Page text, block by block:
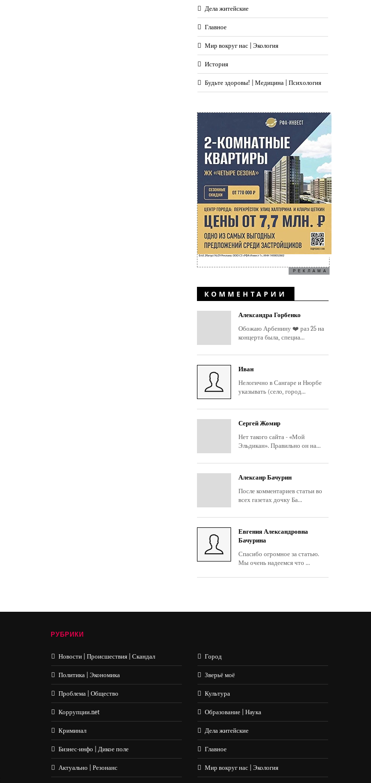
Дела житейские
Главное
Мир вокруг нас | Экология
История
Будьте здоровы! | Медицина | Психология
РЕКЛАМА
КОММЕНТАРИИ
Александра Горбенко
Обожаю Арбенину ❤️ раз 25 на
концерта была, специа...
Иван
Нелогично в Сангаре и Нюрбе
указывать (село, город...
Сергей Жомир
Нет такого сайта - «Мой
Эльдикан». Правильно он на...
Алексанр Бачурин
После комментариев статьи во
всех газетах дочку Ба...
Евгения Александровна
Бачурина
Спасибо огромное за статью.
Мы очень надеемся что ...
РУБРИКИ
Новости | Происшествия | Скандал
Политика | Экономика
Проблема | Общество
Коррупции.net
Криминал
Бизнес-инфо | Дикое поле
Актуально | Резонанс
Город
Зверьё моё
Культура
Образование | Наука
Дела житейские
Главное
Мир вокруг нас | Экология